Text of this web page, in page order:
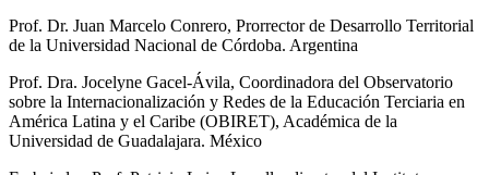
Prof. Dr. Juan Marcelo Conrero, Prorrector de Desarrollo Territorial
de la Universidad Nacional de Córdoba. Argentina
Prof. Dra. Jocelyne Gacel-Ávila, Coordinadora del Observatorio
sobre la Internacionalización y Redes de la Educación Terciaria en
América Latina y el Caribe (OBIRET), Académica de la
Universidad de Guadalajara. México